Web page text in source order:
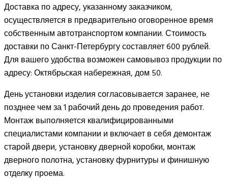
Доставка по адресу, указанному заказчиком,
осуществляется в предварительно оговоренное время
собственным автотранспортом компании. Стоимость
доставки по Санкт-Петербургу составляет 600 рублей.
Для вашего удобства возможен самовывоз продукции по
адресу: Октябрьская набережная, дом 50.
День установки изделия согласовывается заранее, не
позднее чем за 1 рабочий день до проведения работ.
Монтаж выполняется квалифицированными
специалистами компании и включает в себя демонтаж
старой двери, установку дверной коробки, монтаж
дверного полотна, установку фурнитуры и финишную
отделку проема.